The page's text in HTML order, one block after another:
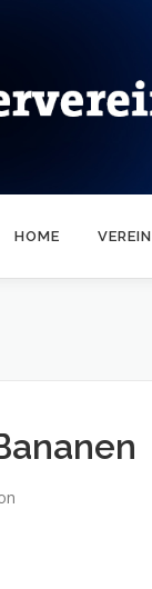
HOME VEREIN